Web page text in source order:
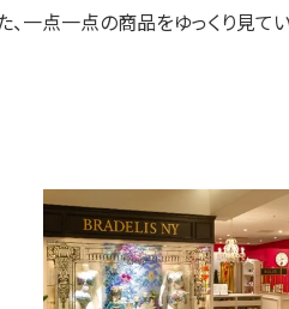
、一点一点の商品をゆっくり見